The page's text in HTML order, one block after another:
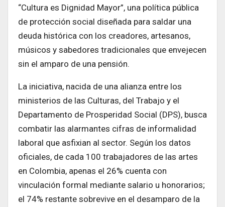
“Cultura es Dignidad Mayor”, una política pública
de protección social diseñada para saldar una
deuda histórica con los creadores, artesanos,
músicos y sabedores tradicionales que envejecen
sin el amparo de una pensión.
La iniciativa, nacida de una alianza entre los
ministerios de las Culturas, del Trabajo y el
Departamento de Prosperidad Social (DPS), busca
combatir las alarmantes cifras de informalidad
laboral que asfixian al sector. Según los datos
oficiales, de cada 100 trabajadores de las artes
en Colombia, apenas el 26% cuenta con
vinculación formal mediante salario u honorarios;
el 74% restante sobrevive en el desamparo de la